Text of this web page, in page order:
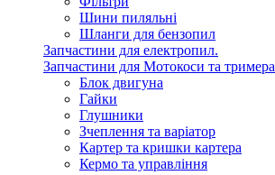
Шини пиляльні
Шланги для бензопил
Запчастини для електропил.
Запчастини для Мотокоси та тримера
Блок двигуна
Гайки
Глушники
Зчеплення та варіатор
Картер та кришки картера
Кермо та управління